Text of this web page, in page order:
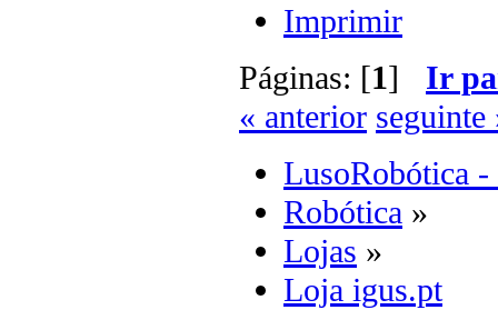
Imprimir
Páginas: [1] Ir
« anterior seguinte
LusoRobótica -
Robótica »
Lojas »
Loja igus.pt